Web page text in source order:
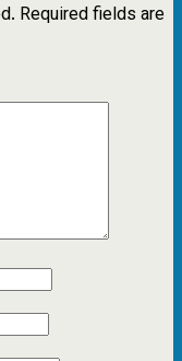
Required fields are